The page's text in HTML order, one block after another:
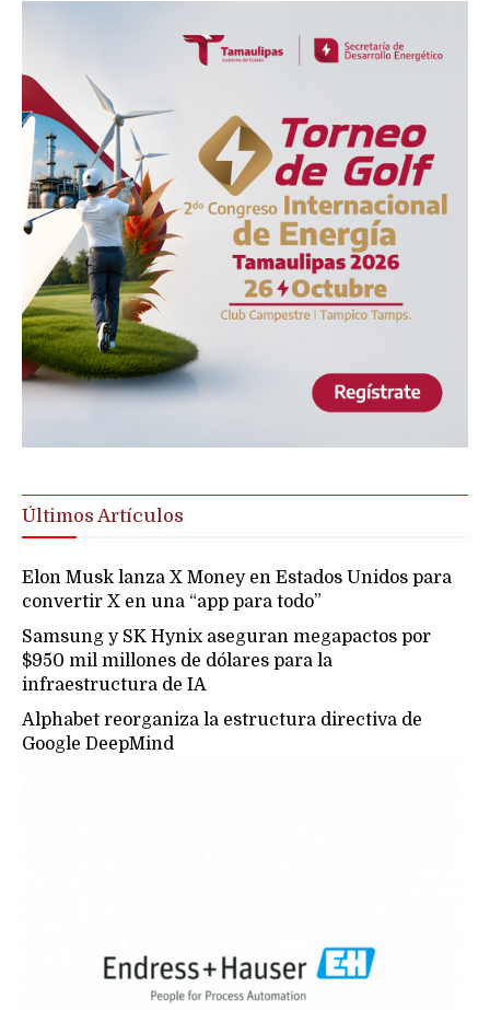
Últimos Artículos
Elon Musk lanza X Money en Estados Unidos para
convertir X en una “app para todo”
Samsung y SK Hynix aseguran megapactos por
$950 mil millones de dólares para la
infraestructura de IA
Alphabet reorganiza la estructura directiva de
Google DeepMind